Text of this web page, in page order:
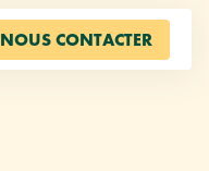
NOUS CONTACTER